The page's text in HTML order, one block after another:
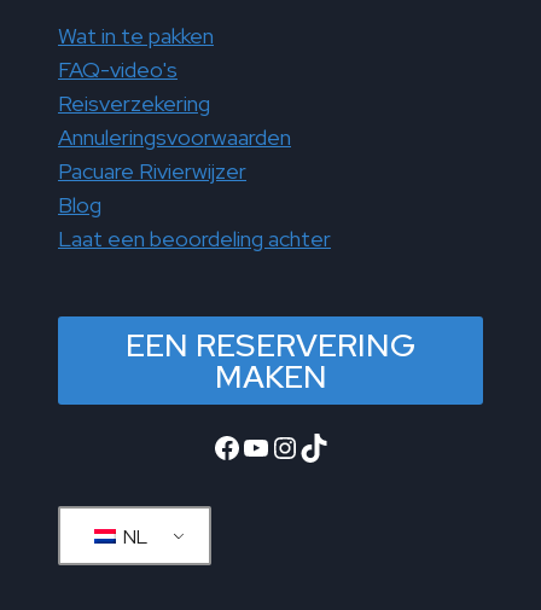
Wat in te pakken
FAQ-video's
Reisverzekering
Annuleringsvoorwaarden
Pacuare Rivierwijzer
Blog
Laat een beoordeling achter
EEN RESERVERING
MAKEN
Facebook
YouTube
Instagram
TikTok
NL